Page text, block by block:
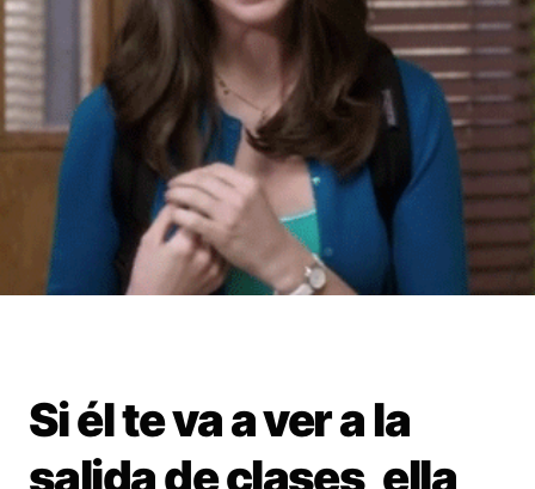
Si él te va a ver a la
salida de clases, ella